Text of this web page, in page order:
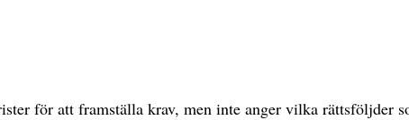
för att framställa krav, men inte anger vilka rättsföljder